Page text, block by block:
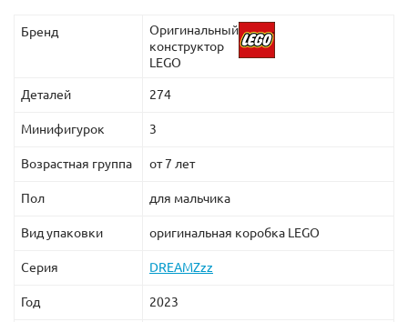
Бренд
Оригинальный
конструктор
LEGO
Деталей 274
Минифигурок 3
Возрастная группа от 7 лет
Пол для мальчика
Вид упаковки оригинальная коробка LEGO
Серия DREAMZzz
Год 2023